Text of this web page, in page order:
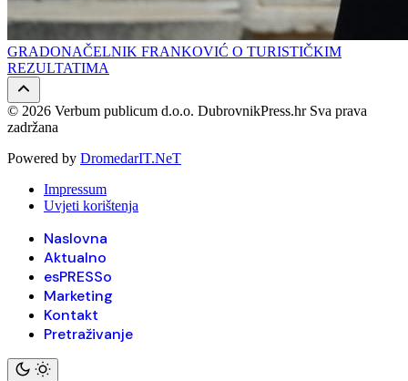
GRADONAČELNIK FRANKOVIĆ O TURISTIČKIM
REZULTATIMA
© 2026 Verbum publicum d.o.o. DubrovnikPress.hr Sva prava
zadržana
Powered by DromedarIT.NeT
Impressum
Uvjeti korištenja
Naslovna
Aktualno
esPRESSo
Marketing
Kontakt
Pretraživanje